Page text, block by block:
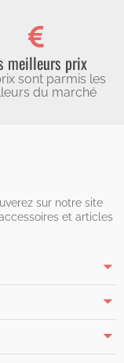
meilleurs prix
sont parmis les
du marché
sur notre site
et articles